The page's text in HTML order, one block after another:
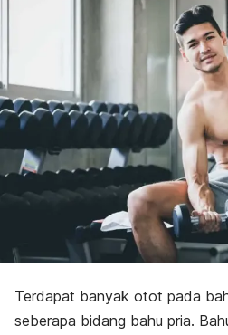
Terdapat banyak otot pada
seberapa bidang bahu pria.